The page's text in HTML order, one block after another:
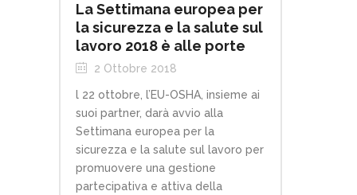
La Settimana europea per
la sicurezza e la salute sul
lavoro 2018 è alle porte
2 Ottobre 2018
l 22 ottobre, l’EU-OSHA, insieme ai
suoi partner, darà avvio alla
Settimana europea per la
sicurezza e la salute sul lavoro per
promuovere una gestione
partecipativa e attiva della